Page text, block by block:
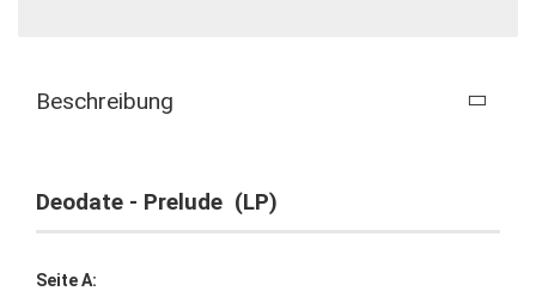
Beschreibung
Deodate - Prelude (LP)
Seite A: